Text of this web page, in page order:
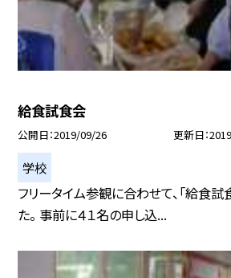
給食試食会
公開日 2019/09/26 更新日
学校
フリータイム参観に合わせて、「給食試
た。 事前に４１名の申し込...